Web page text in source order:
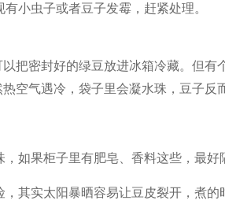
小虫子或者豆子发霉，赶紧处理。
把密封好的绿豆放进冰箱冷藏。但有
空气遇冷，袋子里会凝水珠，豆子反
如果柜子里有肥皂、香料这些，最好
其实太阳暴晒容易让豆皮裂开，煮